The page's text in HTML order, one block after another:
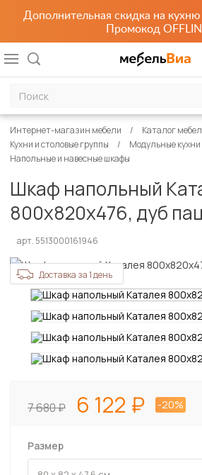
Дополнительная скидка на кухню
Промокод
Интернет-магазин мебели
Каталог
Кухни и столовые группы
Модульные кухни
Напольные и навесные шкафы
Шкаф напольный
800х820х476, дуб
арт. 5513000161946
Доставка за 1 день
7 680 6 122 -20%
Размер